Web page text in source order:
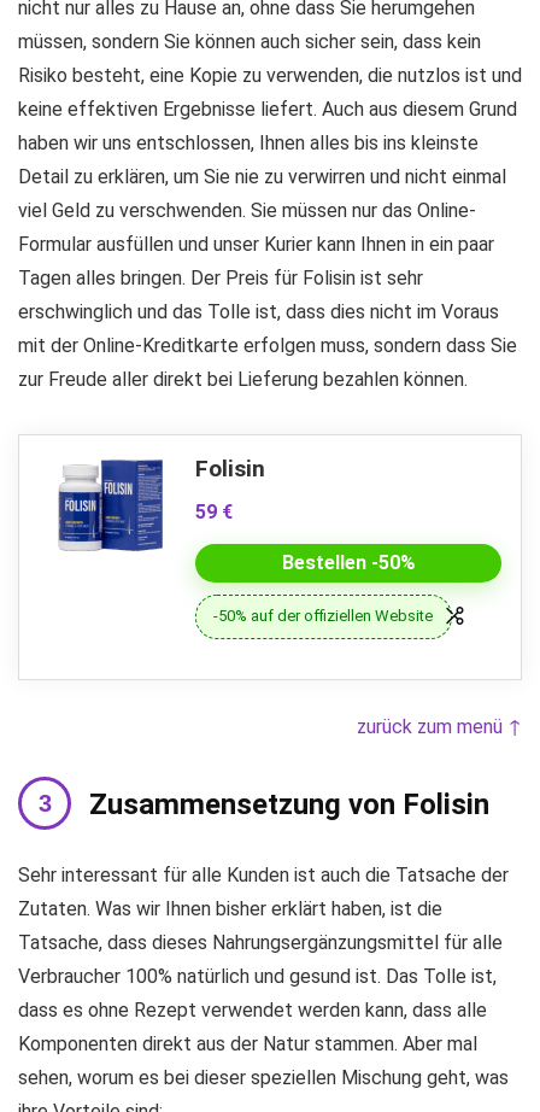
nicht nur alles zu Hause an, ohne dass Sie herumgehen
müssen, sondern Sie können auch sicher sein, dass kein
Risiko besteht, eine Kopie zu verwenden, die nutzlos ist und
keine effektiven Ergebnisse liefert. Auch aus diesem Grund
haben wir uns entschlossen, Ihnen alles bis ins kleinste
Detail zu erklären, um Sie nie zu verwirren und nicht einmal
viel Geld zu verschwenden. Sie müssen nur das Online-
Formular ausfüllen und unser Kurier kann Ihnen in ein paar
Tagen alles bringen. Der Preis für Folisin ist sehr
erschwinglich und das Tolle ist, dass dies nicht im Voraus
mit der Online-Kreditkarte erfolgen muss, sondern dass Sie
zur Freude aller direkt bei Lieferung bezahlen können.
Folisin
59 €
Bestellen -50%
-50% auf der offiziellen Website
zurück zum menü ↑
Zusammensetzung von Folisin
Sehr interessant für alle Kunden ist auch die Tatsache der
Zutaten. Was wir Ihnen bisher erklärt haben, ist die
Tatsache, dass dieses Nahrungsergänzungsmittel für alle
Verbraucher 100% natürlich und gesund ist. Das Tolle ist,
dass es ohne Rezept verwendet werden kann, dass alle
Komponenten direkt aus der Natur stammen. Aber mal
sehen, worum es bei dieser speziellen Mischung geht, was